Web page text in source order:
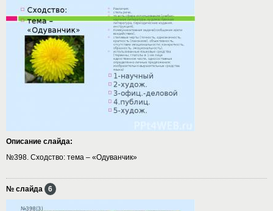
Описание слайда:
№398. Сходство: тема – «Одуванчик»
№ слайда 6